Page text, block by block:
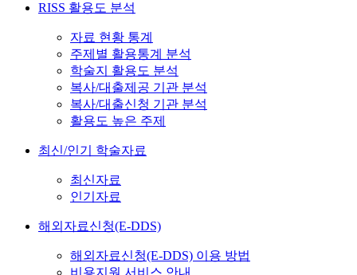
RISS 활용도 분석
자료 현황 통계
주제별 활용통계 분석
학술지 활용도 분석
복사/대출제공 기관 분석
복사/대출신청 기관 분석
활용도 높은 주제
최신/인기 학술자료
최신자료
인기자료
해외자료신청(E-DDS)
해외자료신청(E-DDS) 이용 방법
비용지원 서비스 안내